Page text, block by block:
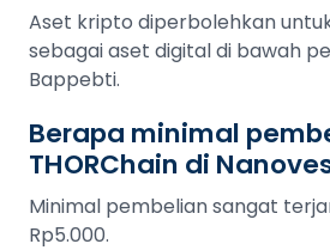
Aset kripto diperbolehkan
sebagai aset digital di bawah
Bappebti.
Berapa minimal
THORChain di
Minimal pembelian sangat
Rp5.000.